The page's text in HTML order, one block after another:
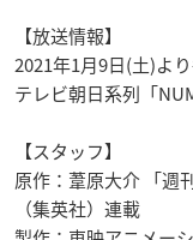
【放送情報】
2021年1月9日(土)よ
テレビ朝日系列「
【スタッフ】
原作：葦原大介 「週
（集英社）連載